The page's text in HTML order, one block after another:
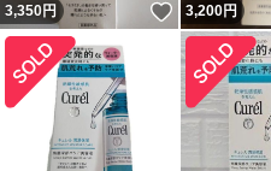
3,350円 いいね！
3,200円